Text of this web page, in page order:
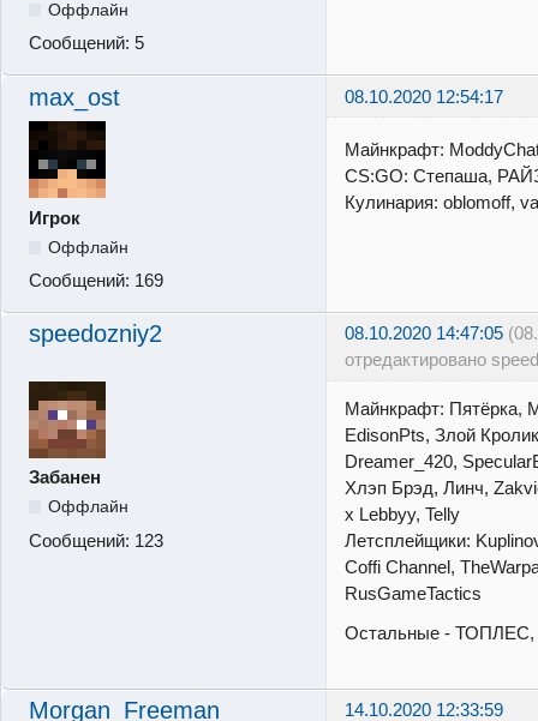
Оффлайн
Сообщений: 5
max_ost 08.10.2020 12:54:17
Игрок
Оффлайн
Сообщений: 169
Майнкрафт:
CS:GO: Степаша,
Кулинария: oblomoff,
speedozniy2 08.10.2020 14:47:05
отредактировано
Забанен
Оффлайн
Сообщений: 123
Майнкрафт: Пятёрка,
EdisonPts, Злой
Dreamer_420,
Хлэп Брэд, Линч,
x Lebbyy, Telly
Летсплейщики:
Coffi Channel,
RusGameTactics
Остальные - ТОПЛЕС,
Morgan_Freeman 14.10.2020 12:33:59